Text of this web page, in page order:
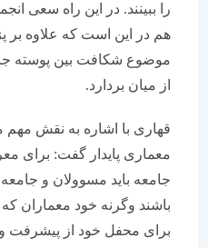
را ببینند. در این راه سعی انجمن
هم در این است که علاوه بر
موضوع شکافت بین پوسته جامعه
از میان بردارد.
قهاری با اشاره به نقش مهم
معماری پایدار گفت: برای معرفی
جامعه باید مسوولان و جامعه از
باشند وگرنه خود معماران که دور
برای محفل خود از پیشرفت و